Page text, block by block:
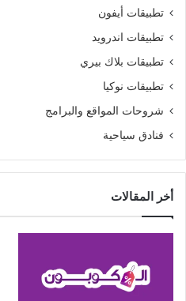
تطبيقات أيفون
تطبيقات اندرويد
تطبيقات بلاك بيري
تطبيقات نوكيا
شروحات المواقع والبرامج
فنادق سياحية
أخر المقالات